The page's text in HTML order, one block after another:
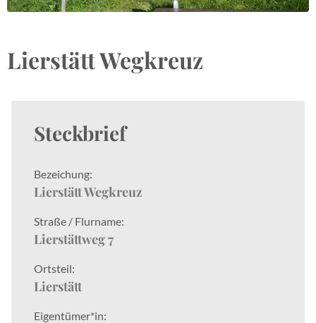
Lierstätt Wegkreuz
Steckbrief
Bezeichung:
Lierstätt Wegkreuz
Straße / Flurname:
Lierstättweg 7
Ortsteil:
Lierstätt
Eigentümer*in: